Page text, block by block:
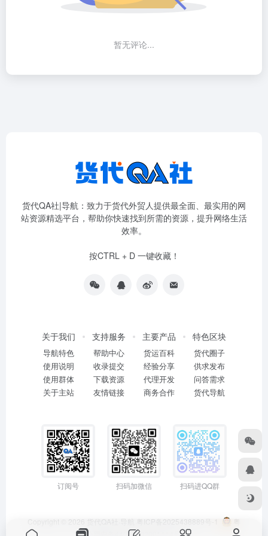
暂无评论...
货代QA社|导航：致力于货代外贸人提供最全面、最实用的网
站资源精选平台，帮助你快速找到所需的资源，提升网络生活
效率。
按CTRL + D 一键收藏！
关于我们
导航特色
使用说明
使用群体
关于主站
支持服务
帮助中心
收录提交
下载资源
友情链接
主要产品
货运百科
经验分享
代理开发
商务合作
特色区块
货代圈子
供求发布
问答需求
货代导航
订阅号 扫码加微信 扫码进QQ群
Copyright © 2026 货代QA社·导航 粤ICP备2025438889号-1
粤
公网安备44011402001114号